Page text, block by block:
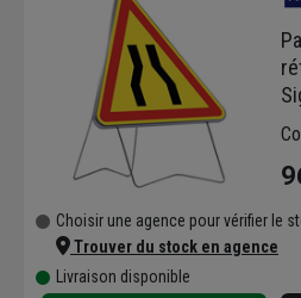
chausson.fr, retrouvez tous les
balisage et panneaux de danger,
panneau de chantier AK5
, le
chaussée rétrécie AK3
incontournablespanneaux de
KD22A
route barrée KC1
assurent une information claire et
ayez besoin dedélimiter une
danger(AK14), degérer le
temporairement(B6A1) ou de
Choisir une agence pour vérifier le
Trouver du stock en agence
Livraison disponible